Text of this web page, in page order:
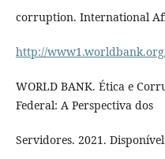
corruption. International
http://
WORLD BANK. Ética e
Federal: A Perspectiva dos
Servidores. 2021.